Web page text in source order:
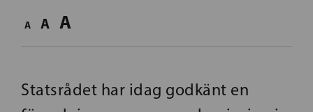
A A A
Statsrådet har idag godkänt en